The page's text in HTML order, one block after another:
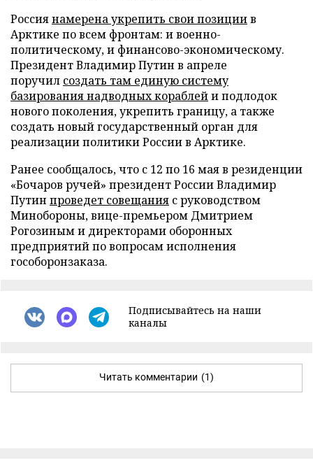
Россиянамерена укрепить свои позициив
Арктике по всем фронтам: и военно-
политическому, и финансово-экономическому.
Президент Владимир Путин в апреле
поручил создать там единую систему
базирования надводных кораблейи подлодок
нового поколения, укрепить границу, а также
создать новый государственный орган для
реализации политики России в Арктике.
Ранее сообщалось, что с 12 по 16 мая в резиденции
«Бочаров ручей» президент России Владимир
Путин проведет совещания с руководством
Минобороны, вице-премьером Дмитрием
Рогозиным и директорами оборонных
предприятий по вопросам исполнения
гособоронзаказа.
Подписывайтесь на наши
каналы
Читать комментарии (1)